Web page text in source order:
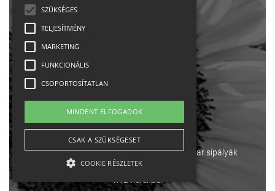
Impresszum-kapcsolat
English
Ebike Osztrák sípályák Magyar sípályák
MTB kerékpár
SZÜKSÉGES
TELJESÍTMÉNY
MARKETING
FUNKCIONÁLIS
CSOPORTOSÍTATLAN
MINDENT ELFOGADOK
CSAK A SZÜKSÉGESET
COOKIE RÉSZLETEK